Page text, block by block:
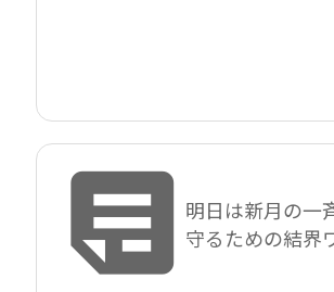
明日は新月の一
守るための結界